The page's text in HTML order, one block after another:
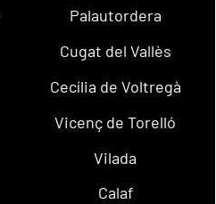
Palautordera
Cugat del Vallès
Cecília de Voltregà
Vicenç de Torelló
Vilada
Calaf